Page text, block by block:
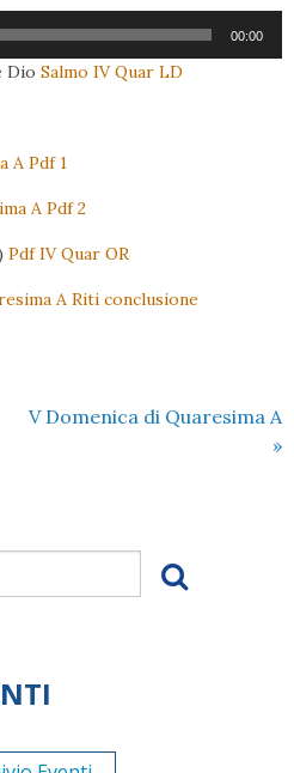
00:00
Dio Salmo IV Quar LD
A Pdf 1
A Pdf 2
Pdf IV Quar OR
A Riti conclusione
V Domenica di Quaresima A
»